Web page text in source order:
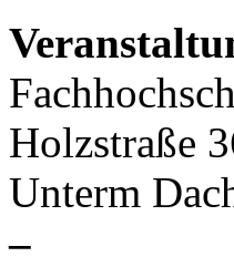
Holzstraße
Unterm
–